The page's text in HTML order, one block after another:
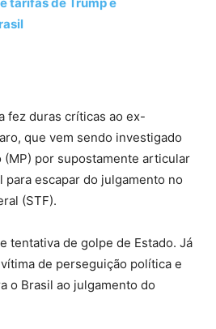
fez duras críticas ao ex-
que vem sendo investigado
por supostamente articular
para escapar do julgamento no
(STF).
tentativa de golpe de Estado. Já
de perseguição política e
o Brasil ao julgamento do